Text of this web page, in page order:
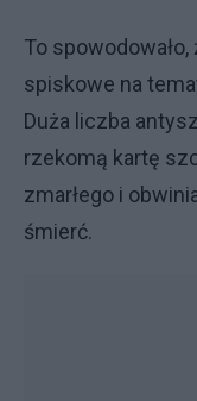
To
spiskowe na
Duża liczba
rzekomą kartę
zmarłego i
śmierć.